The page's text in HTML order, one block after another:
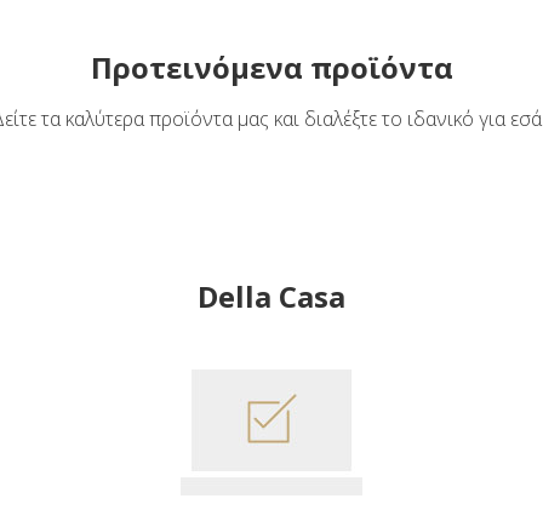
Προτεινόμενα προϊόντα
τα καλύτερα προϊόντα μας και διαλέξτε το ιδανικό για
Della Casa